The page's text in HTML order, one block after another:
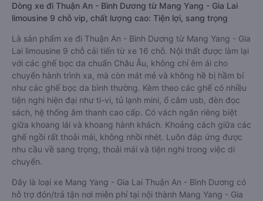
Dòng xe đi Thuận An - Bình Dương từ Mang Yang - Gia Lai
limousine 9 chỗ vip, chất lượng cao: Tiện lợi, sang trọng
Là sản phẩm xe đi Thuận An - Bình Dương từ Mang Yang - Gia
Lai limousine 9 chỗ cải tiến từ xe 16 chỗ. Nội thất được làm lại
với các ghế bọc da chuẩn Châu Âu, không chỉ êm ái cho
chuyến hành trình xa, mà còn mát mẻ và không hề bị hầm bí
như các ghế bọc da bình thường. Kèm theo các ghế có nhiều
tiện nghi hiện đại như ti-vi, tủ lạnh mini, ổ cắm usb, đèn đọc
sách, hệ thống âm thanh cao cấp. Có vách ngăn riêng biệt
giữa khoang lái và khoang hành khách. Khoảng cách giữa các
ghế ngồi rất thoải mái, không nhồi nhét. Luôn đáp ứng được
nhu cầu về sang trọng, thoải mái và tiện nghi trong việc di
chuyển.
Đây là loại xe Mang Yang - Gia Lai Thuận An - Bình Dương có
hỗ trợ đón/trả tận nơi miễn phí tại nội thành Mang Yang - Gia